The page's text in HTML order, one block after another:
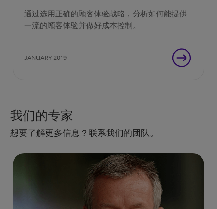
通过选用正确的顾客体验战略，分析如何能提供
一流的顾客体验并做好成本控制。
JANUARY 2019
我们的专家
想要了解更多信息？联系我们的团队。